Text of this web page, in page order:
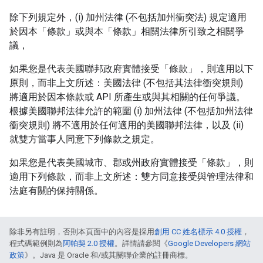
除下列規定外，(i) 加州法律 (不包括加州衝突法) 規定適用
於因本「條款」或與本「條款」相關法律所引致之相關爭
議，
如果您是代表美國聯邦政府實體接受「條款」，則適用以下
原則，而非上文所述：美國法律 (不包括其法律衝突規則)
將適用於因本條款或 API 所產生或與其相關的任何爭議。
根據美國聯邦法律允許的範圍 (i) 加州法律 (不包括加州法律
衝突規則) 將不適用於任何適用的美國聯邦法律，以及 (ii)
就雙方當事人同意下列條款之規定。
如果您是代表美國城市、郡或州政府實體接受「條款」，則
適用下列條款，而非上文所述：雙方同意接受與管理法律和
法庭有關的保持關係。
除非另有註明，否則本頁面中的內容是採用創用 CC 姓名標示 4.0 授權 ，
程式碼範例則為阿帕契 2.0 授權。詳情請參閱《Google Developers 網站
政策》。Java 是 Oracle 和/或其關聯企業的註冊商標。